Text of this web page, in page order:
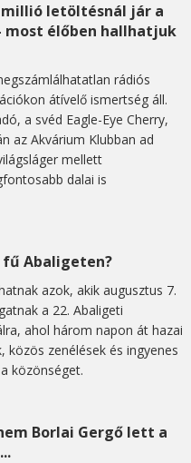
millió letöltésnál jár a
most élőben hallhatjuk
rádiós
átívelő ismertség áll.
a svéd Eagle-Eye Cherry,
az Akvárium Klubban ad
mellett
dalai is
Abaligeten?
azok, akik augusztus 7.
a 22. Abaligeti
ahol három napon át hazai
közös zenélések és ingyenes
közönséget.
Borlai Gergő lett a